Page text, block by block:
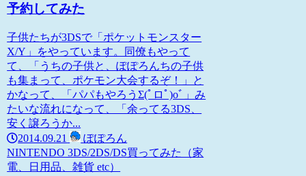
予約してみた
子供たちが3DSで「ポケットモンスター
X/Y」をやっています。同僚もやって
て、「うちの子供と、ぽぽろんちの子供
も集まって、ポケモン大会するぞ！」と
かなって、「パパもやろうΣ(ﾟロﾟ)oﾞ」み
たいな流れになって、「余ってる3DS、
安く譲ろうか...
2014.09.21
ぽぽろん
NINTENDO 3DS/2DS/DS買ってみた（家
電、日用品、雑貨 etc）